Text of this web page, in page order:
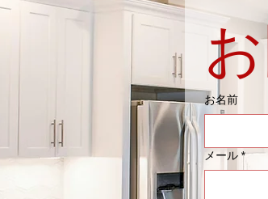
お名前
メール *